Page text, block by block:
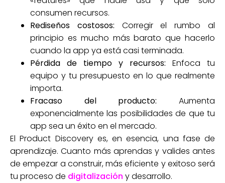
consumen recursos.
Rediseños costosos: Corregir el rumbo al
principio es mucho más barato que hacerlo
cuando la app ya está casi terminada.
Pérdida de tiempo y recursos: Enfoca tu
equipo y tu presupuesto en lo que realmente
importa.
Fracaso del producto: Aumenta
exponencialmente las posibilidades de que tu
app sea un éxito en el mercado.
El Product Discovery es, en esencia, una fase de
aprendizaje. Cuanto más aprendas y valides antes
de empezar a construir, más eficiente y exitoso será
tu proceso de digitalización y desarrollo.